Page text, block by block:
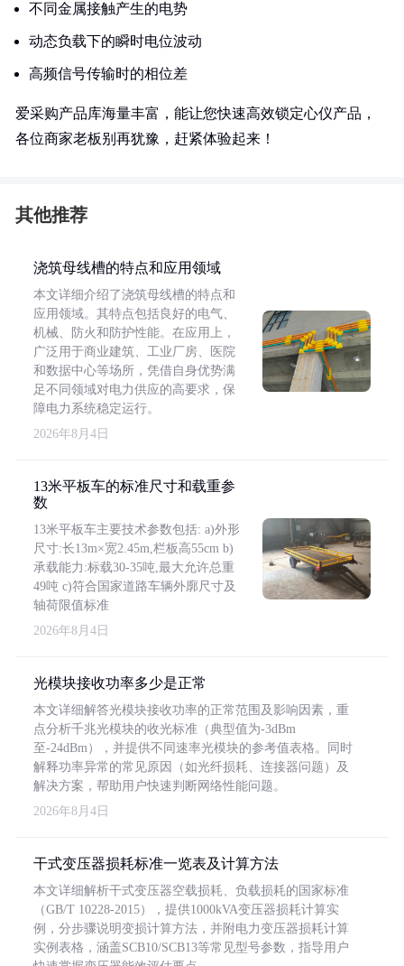
不同金属接触产生的电势
动态负载下的瞬时电位波动
高频信号传输时的相位差
爱采购产品库海量丰富，能让您快速高效锁定心仪产品，
各位商家老板别再犹豫，赶紧体验起来！
其他推荐
浇筑母线槽的特点和应用领域
本文详细介绍了浇筑母线槽的特点和
应用领域。其特点包括良好的电气、
机械、防火和防护性能。在应用上，
广泛用于商业建筑、工业厂房、医院
和数据中心等场所，凭借自身优势满
足不同领域对电力供应的高要求，保
障电力系统稳定运行。
2026年8月4日
13米平板车的标准尺寸和载重参
数
13米平板车主要技术参数包括: a)外形
尺寸:长13m×宽2.45m,栏板高55cm b)
承载能力:标载30-35吨,最大允许总重
49吨 c)符合国家道路车辆外廓尺寸及
轴荷限值标准
2026年8月4日
光模块接收功率多少是正常
本文详细解答光模块接收功率的正常范围及影响因素，重
点分析千兆光模块的收光标准（典型值为-3dBm
至-24dBm），并提供不同速率光模块的参考值表格。同时
解释功率异常的常见原因（如光纤损耗、连接器问题）及
解决方案，帮助用户快速判断网络性能问题。
2026年8月4日
干式变压器损耗标准一览表及计算方法
本文详细解析干式变压器空载损耗、负载损耗的国家标准
（GB/T 10228-2015），提供1000kVA变压器损耗计算实
例，分步骤说明变损计算方法，并附电力变压器损耗计算
实例表格，涵盖SCB10/SCB13等常见型号参数，指导用户